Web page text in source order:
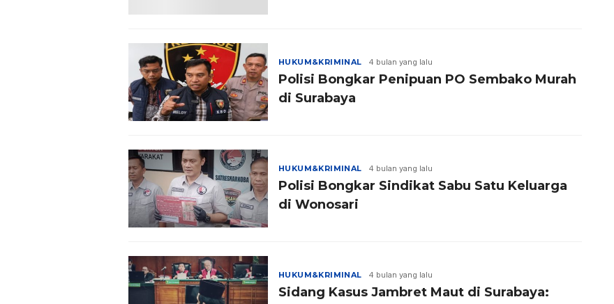
HUKUM&KRIMINAL 4 bulan yang lalu
Polisi Bongkar Penipuan PO Sembako Murah
di Surabaya
HUKUM&KRIMINAL 4 bulan yang lalu
Polisi Bongkar Sindikat Sabu Satu Keluarga
di Wonosari
HUKUM&KRIMINAL 4 bulan yang lalu
Sidang Kasus Jambret Maut di Surabaya: